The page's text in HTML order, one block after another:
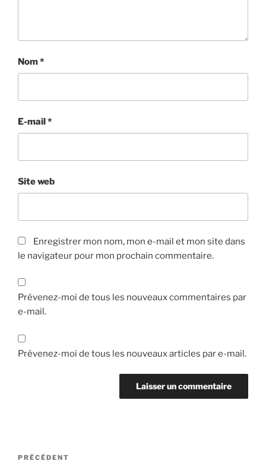
Nom*
E-mail*
Site web
Enregistrer mon nom, mon e-mail et mon site dans
le navigateur pour mon prochain commentaire.
Prévenez-moi de tous les nouveaux commentaires par
e-mail.
Prévenez-moi de tous les nouveaux articles par e-mail.
Navigation
Article
PRÉCÉDENT